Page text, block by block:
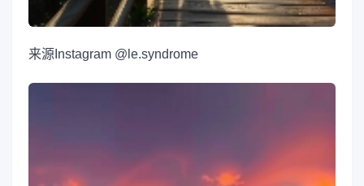
来源 Instagram @le.syndrome